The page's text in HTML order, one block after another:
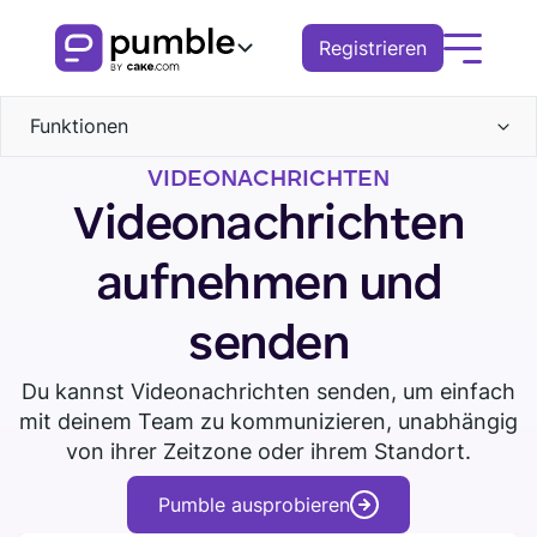
Registrieren
Produkt
Kanäle
Threads
Benachrichtigungen
ZUSSAMENARBEIT
Lösungen
Logistik
Vertrieb
Ressourcen
Knowledge hub
Pumble-Leitfäden
Tour ansehen
Funktionen
Kommunikation
Zusammenarbeit
Bildschirmfreigabe
Benachrichtigungen
Benachrichtigungen
Terminplanung
Erinnerungen
Verwaltung des Arbeitsbereichs
Berechtigungen
VIDEONACHRICHTEN
Videonachrichten
aufnehmen und
senden
Du kannst Videonachrichten senden, um einfach
mit deinem Team zu kommunizieren, unabhängig
von ihrer Zeitzone oder ihrem Standort.
Pumble ausprobieren